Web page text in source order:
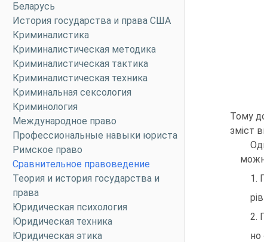
Беларусь
История государства и права США
Криминалистика
Криминалистическая методика
Криминалистическая тактика
Криминалистическая техника
Криминальная сексология
Криминология
Международное право
Профессиональные навыки юриста
Римское право
Сравнительное правоведение
Теория и история государства и
права
Юридическая психология
Юридическая техника
Юридическая этика
Тому
зміст
1.
2.
но